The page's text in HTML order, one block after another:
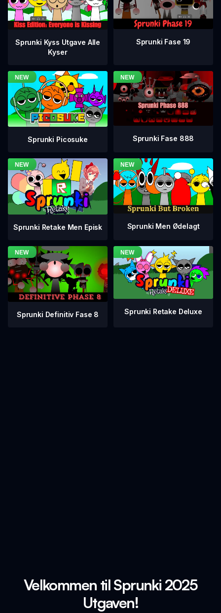
Sprunki Kyss Utgave Alle
Kyser
Sprunki Fase 19
Sprunki Picosuke Sprunki Fase 888
Sprunki Retake Men Episk Sprunki Men Ødelagt
Sprunki Definitiv Fase 8 Sprunki Retake Deluxe
Velkommen til Sprunki 2025
Utgaven!